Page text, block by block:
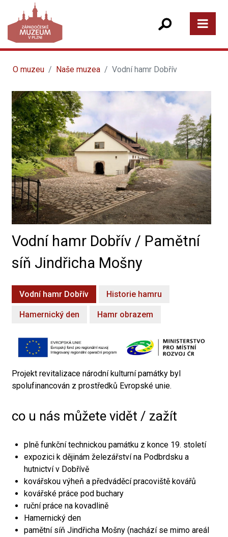
O muzeu Naše muzea Vodní hamr Dobřív
Vodní hamr Dobřív / Pamětní
síň Jindřicha Mošny
Vodní hamr Dobřív Historie hamru
Hamernický den Hamr obrazem
Projekt revitalizace národní kulturní památky byl
spolufinancován z prostředků Evropské unie.
co u nás můžete vidět / zažít
plně funkční technickou památku z konce 19. století
expozici k dějinám železářství na Podbrdsku a
hutnictví v Dobřívě
kovářskou výheň a předváděcí pracoviště kovářů
kovářské práce pod buchary
ruční práce na kovadlině
Hamernický den
pamětní síň Jindřicha Mošny (nachází se mimo areál